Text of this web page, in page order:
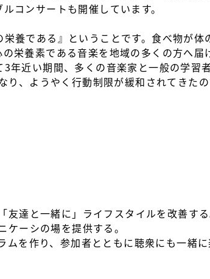
コンサートも開催しています。
養である』ということです。食べ物が体
栄養素である音楽を地域の多くの方へ届
年近い期間、多くの音楽家と一般の学習
、ようやく行動制限が緩和されてきた
達と一緒に」ライフスタイルを改善する
ーシの場を提供する。
を作り、参加者とともに聴衆にも一緒